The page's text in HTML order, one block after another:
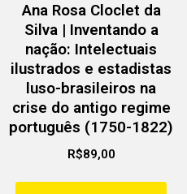
Ana Rosa Cloclet da
Silva | Inventando a
nação: Intelectuais
ilustrados e estadistas
luso-brasileiros na
crise do antigo regime
português (1750-1822)
R$89,00